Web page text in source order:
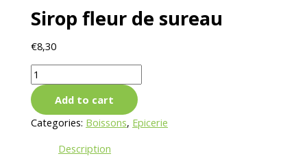
Sirop fleur de sureau
€8,30
Add to cart
Categories: Boissons, Epicerie
Description